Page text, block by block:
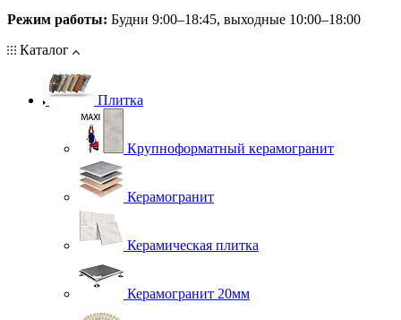
Режим работы: Будни 9:00–18:45, выходные 10:00–18:00
Каталог
Плитка
Крупноформатный керамогранит
Керамогранит
Керамическая плитка
Керамогранит 20мм